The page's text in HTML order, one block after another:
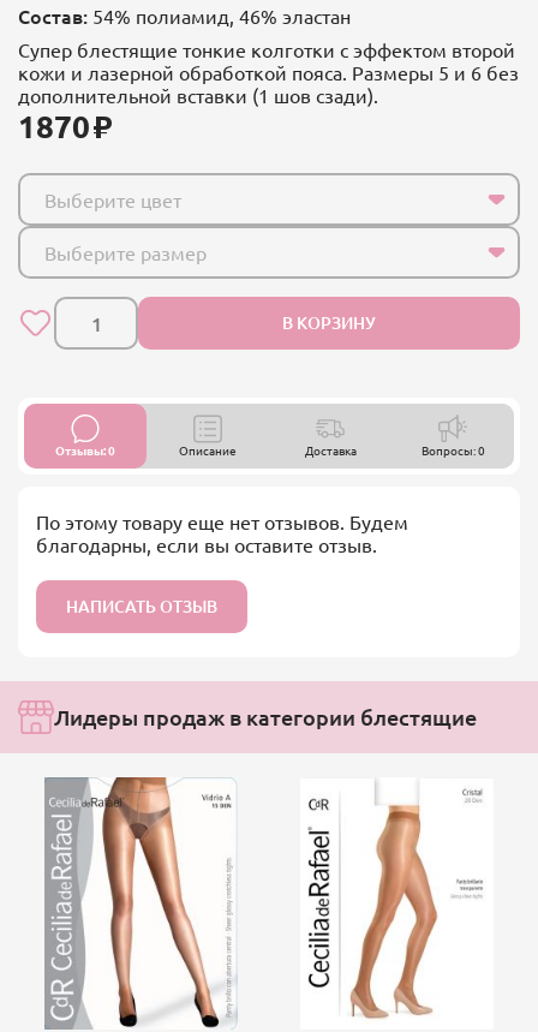
Состав: 54% полиамид, 46% эластан
Супер блестящие тонкие колготки с эффектом второй
кожи и лазерной обработкой пояса. Размеры 5 и 6 без
дополнительной вставки (1 шов сзади).
1870
Выберите цвет
Выберите размер
В КОРЗИНУ
Отзывы: 0 Описание Доставка Вопросы: 0
По этому товару еще нет отзывов. Будем
благодарны, если вы оставите отзыв.
НАПИСАТЬ ОТЗЫВ
Лидеры продаж в категории блестящие